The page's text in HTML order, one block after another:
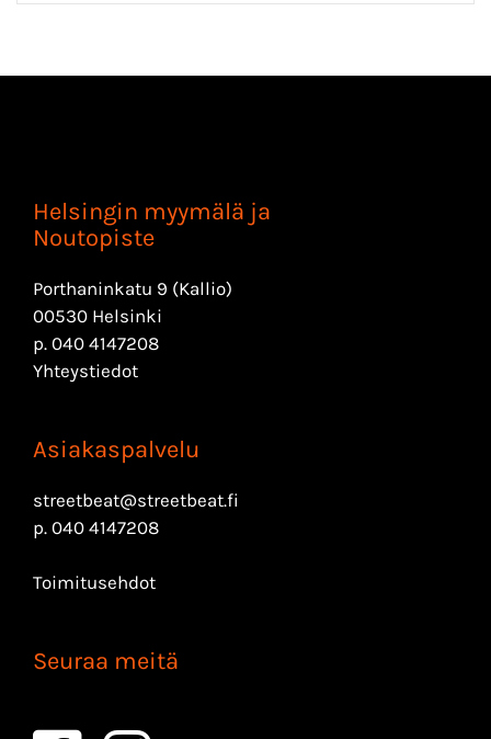
Helsingin myymälä ja
Noutopiste
Porthaninkatu 9 (Kallio)
00530 Helsinki
p. 040 4147208
Yhteystiedot
Asiakaspalvelu
streetbeat@streetbeat.fi
p. 040 4147208
Toimitusehdot
Seuraa meitä